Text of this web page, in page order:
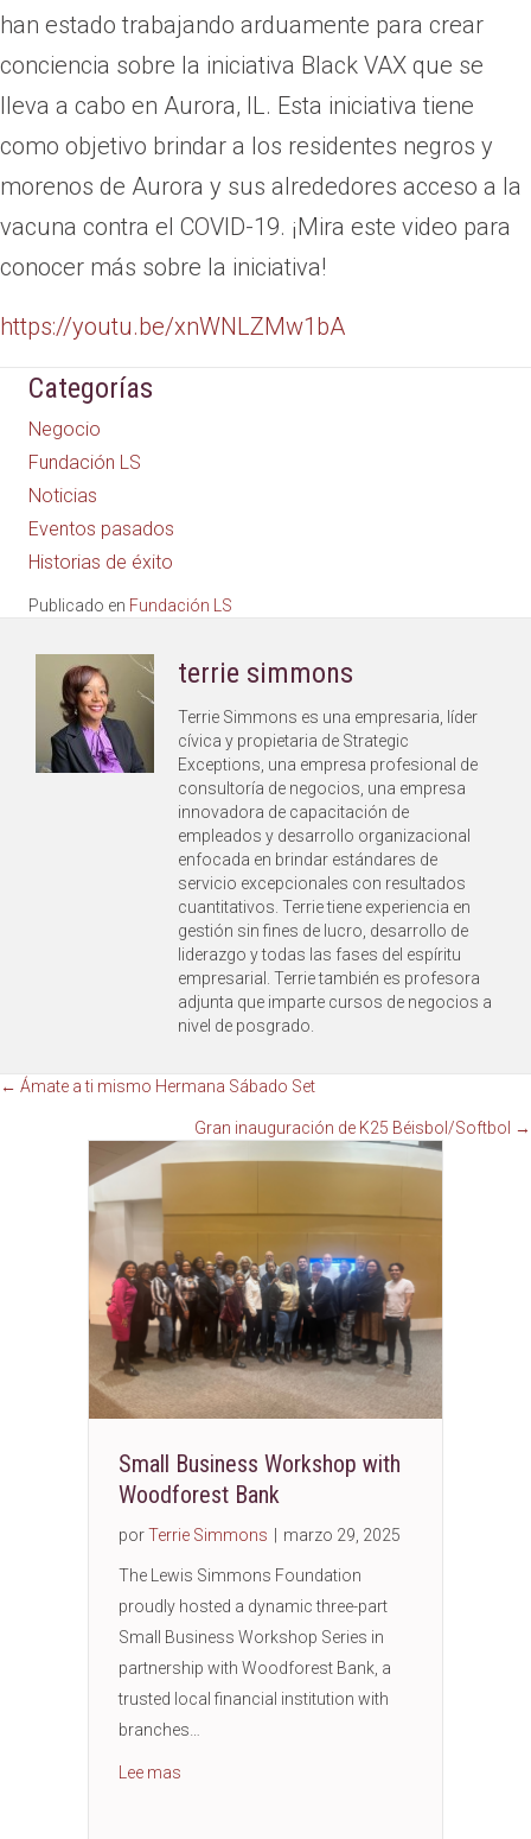
han estado trabajando arduamente para crear
conciencia sobre la iniciativa Black VAX que se
lleva a cabo en Aurora, IL. Esta iniciativa tiene
como objetivo brindar a los residentes negros y
morenos de Aurora y sus alrededores acceso a la
vacuna contra el COVID-19. ¡Mira este video para
conocer más sobre la iniciativa!
https://youtu.be/xnWNLZMw1bA
Categorías
Negocio
Fundación LS
Noticias
Eventos pasados
Historias de éxito
Publicado en Fundación LS
terrie simmons
Terrie Simmons es una empresaria, líder
cívica y propietaria de Strategic
Exceptions, una empresa profesional de
consultoría de negocios, una empresa
innovadora de capacitación de
empleados y desarrollo organizacional
enfocada en brindar estándares de
servicio excepcionales con resultados
cuantitativos. Terrie tiene experiencia en
gestión sin fines de lucro, desarrollo de
liderazgo y todas las fases del espíritu
empresarial. Terrie también es profesora
adjunta que imparte cursos de negocios a
nivel de posgrado.
Navegación
publicaciones
← Ámate a ti mismo Hermana Sábado Set
Gran inauguración de K25 Béisbol/Softbol →
Small Business Workshop with
Woodforest Bank
porTerrie Simmons marzo 29, 2025
The Lewis Simmons Foundation
proudly hosted a dynamic three-part
Small Business Workshop Series in
partnership with Woodforest Bank, a
trusted local financial institution with
branches…
Lee mas